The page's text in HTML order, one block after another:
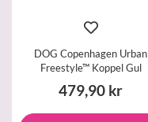
DOG Copenhagen Urban
Freestyle™ Koppel Gul
479,90 kr